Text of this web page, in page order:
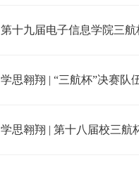
第十九届电子信息学院三航
学思翱翔 | “三航杯”决赛队
学思翱翔 | 第十八届校三航